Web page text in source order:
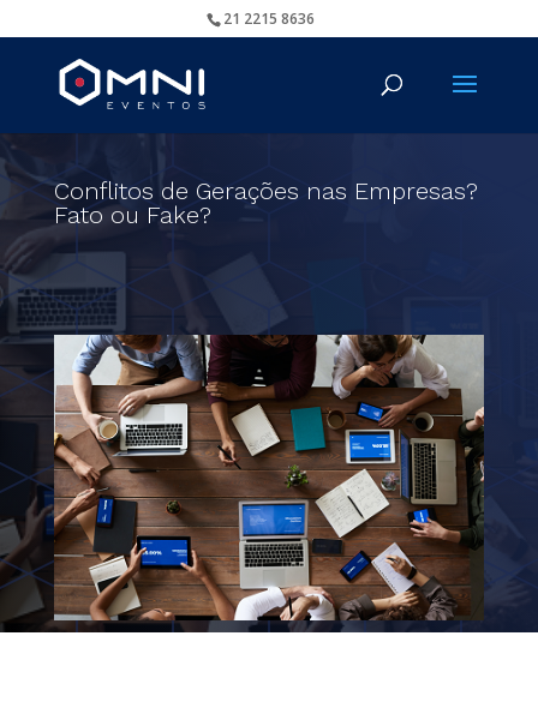
21 2215 8636
Conflitos de Gerações nas Empresas?
Fato ou Fake?